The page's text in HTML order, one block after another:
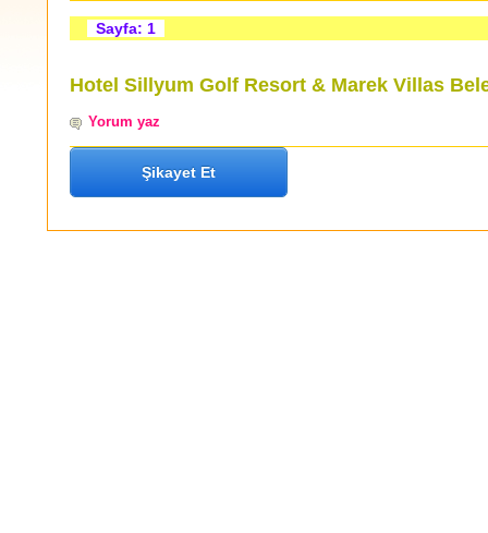
Sayfa: 1
Hotel Sillyum Golf Resort & Marek Villas
Yorum yaz
Şikayet Et